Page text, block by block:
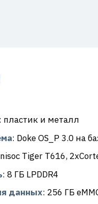
: пластик и металл
: Doke OS_P 3.0 на
Tiger T616,
: 8 ГБ LPDDR4
данных: 256 ГБ